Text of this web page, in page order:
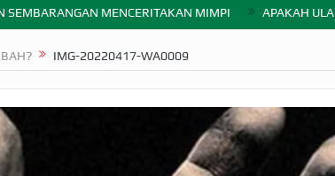
SEMBARANGAN MENCERITAKAN MIMPI APAKAH
CARA MEMBAYAR ZAKAT UANG? UANG HARAM
BATIL VS ISTIDLAL SYAR’I BAHASA CINTA KARENA
IMG-20220417-WA0009